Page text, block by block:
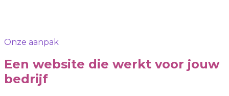
Onze aanpak
Een website die werkt voor jouw
bedrijf